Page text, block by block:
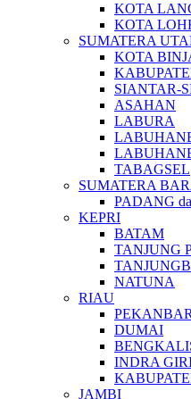
KOTA
KOTA
SUMATERA
KOTA
SIANTAR-
ASAHAN
LABURA
TABAGSEL
SUMATERA
PADANG
KEPRI
BATAM
TANJUNG
NATUNA
RIAU
DUMAI
INDRA
JAMBI